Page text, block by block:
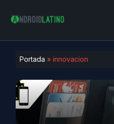
Portada » innovacion